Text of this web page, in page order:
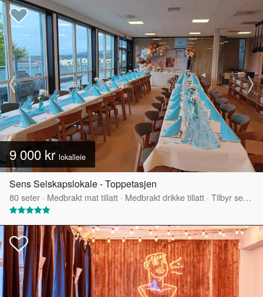
9 000 kr lokalleie
Sens Selskapslokale - Toppetasjen
80seter · Medbrakt mat tillatt · Medbrakt drikke tillatt · Tilbyr servering